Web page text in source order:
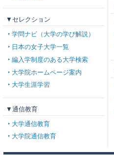
▼セレクション
学問ナビ（大学の学び解説）
日本の女子大学一覧
編入学制度のある大学検索
大学院ホームページ案内
大学生涯学習
▼通信教育
大学通信教育
大学院通信教育